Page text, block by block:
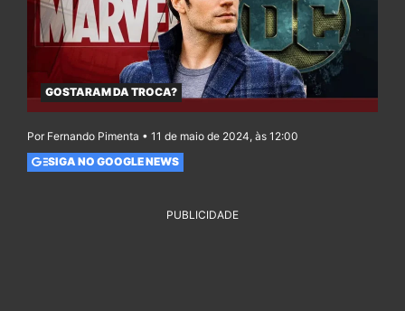
GOSTARAM DA TROCA?
Por Fernando Pimenta • 11 de maio de 2024, às 12:00
SIGA NO GOOGLE NEWS
PUBLICIDADE